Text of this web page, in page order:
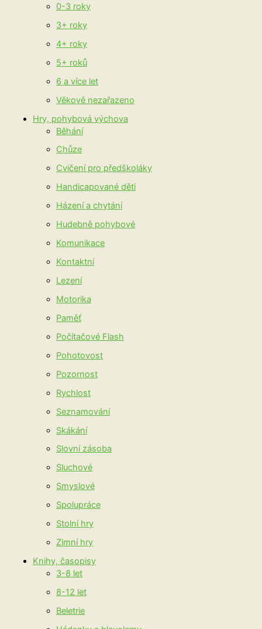
0-3 roky
3+ roky
4+ roky
5+ roků
6 a více let
Věkově nezařazeno
Hry, pohybová výchova
Běhání
Chůze
Cvičení pro předškoláky
Handicapované děti
Házení a chytání
Hudebně pohybové
Komunikace
Kontaktní
Lezení
Motorika
Paměť
Počítačové Flash
Pohotovost
Pozornost
Rychlost
Seznamování
Skákání
Slovní zásoba
Sluchové
Smyslové
Spolupráce
Stolní hry
Zimní hry
Knihy, časopisy
3-8 let
8-12 let
Beletrie